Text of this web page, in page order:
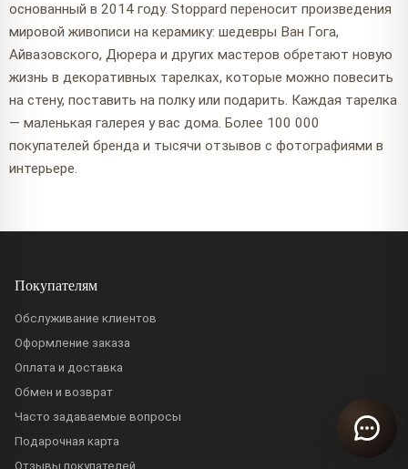
основанный в 2014 году. Stoppard переносит произведения
мировой живописи на керамику: шедевры Ван Гога,
Айвазовского, Дюрера и других мастеров обретают новую
жизнь в декоративных тарелках, которые можно повесить
на стену, поставить на полку или подарить. Каждая тарелка
— маленькая галерея у вас дома. Более 100 000
покупателей бренда и тысячи отзывов с фотографиями в
интерьере.
Покупателям
Обслуживание клиентов
Оформление заказа
Оплата и доставка
Обмен и возврат
Часто задаваемые вопросы
Подарочная карта
Отзывы покупателей